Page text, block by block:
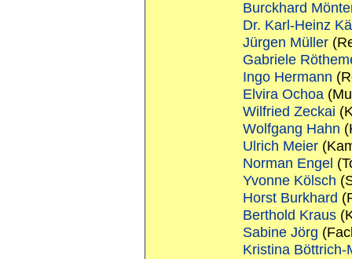
Burckhard
Dr. Karl-Heinz
Jürgen Müller
Gabriele
Ingo Hermann
Elvira Ochoa
Wilfried Zeckai
Wolfgang Hahn
Ulrich Meier
Norman Engel
Yvonne Kölsch
Horst Burkhard
Berthold Kraus
Sabine Jörg
Kristina Böttrich-